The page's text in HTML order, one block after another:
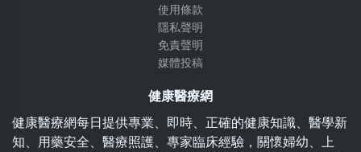
使用條款
隱私聲明
免責聲明
媒體投稿
健康醫療網
健康醫療網每日提供專業、即時、正確的健康知識、醫學新
知、用藥安全、醫療照護、專家臨床經驗，關懷婦幼、上